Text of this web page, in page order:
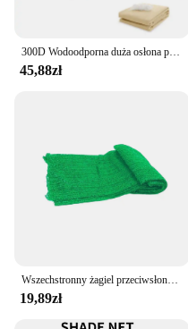
300D Wodoodporna duża osłona przeciwsłoneczna Ochrona przeciwsłoneczna Zewnętrzny baldachim Ogród Patio Basen Cień Żagiel Markiza Kempingowa
45,88zł
19,89zł